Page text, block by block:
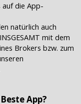
auf die App-
natürlich auch
mit dem
Brokers bzw. zum
App?